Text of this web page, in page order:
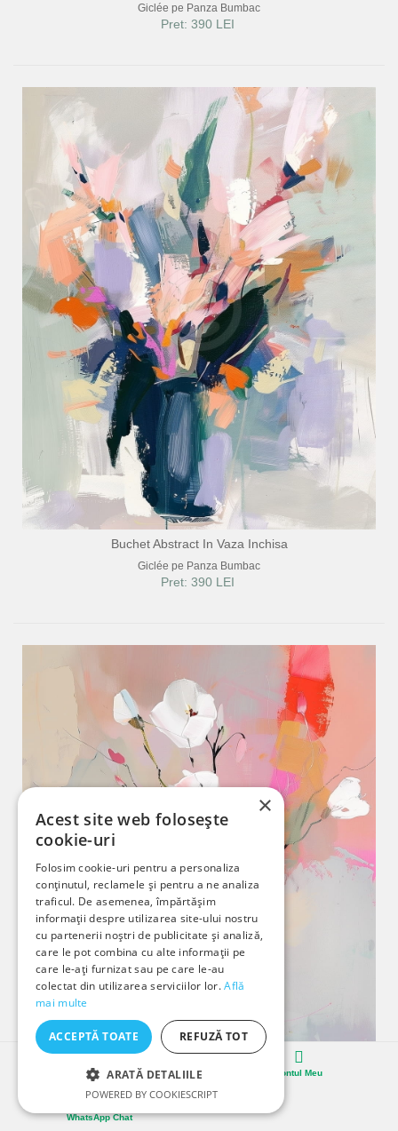
Giclée pe Panza Bumbac
Pret: 390 LEI
Buchet Abstract In Vaza Inchisa
Giclée pe Panza Bumbac
Pret: 390 LEI
Flori Albe Pe Fundal Coral
Cosul Contul Meu
WhatsApp Chat
×
Acest site web folosește
cookie-uri
Folosim cookie-uri pentru a personaliza
conținutul, reclamele și pentru a ne analiza
traficul. De asemenea, împărtășim
informații despre utilizarea site-ului nostru
cu partenerii noștri de publicitate și analiză,
care le pot combina cu alte informații pe
care le-ați furnizat sau pe care le-au
colectat din utilizarea serviciilor lor.Află
mai multe
ACCEPTĂ TOATE REFUZĂ TOT
ARATĂ DETALIILE
POWERED BY COOKIESCRIPT